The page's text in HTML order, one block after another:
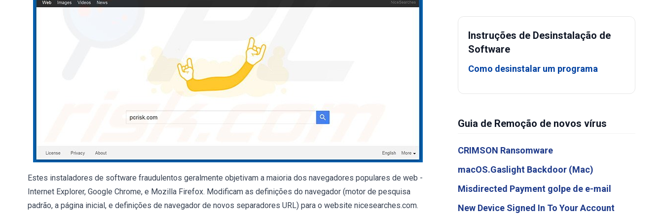
Estes instaladores de software fraudulentos geralmente objetivam a maioria dos navegadores populares de web -
Internet Explorer, Google Chrome, e Mozilla Firefox. Modificam as definições do navegador (motor de pesquisa
padrão, a página inicial, e definições de navegador de novos separadores URL) para o website nicesearches.com.
Instruções de Desinstalação de
Software
Como desinstalar um programa
Guia de Remoção de novos vírus
CRIMSON Ransomware
macOS.Gaslight Backdoor (Mac)
Misdirected Payment golpe de e-mail
New Device Signed In To Your Account